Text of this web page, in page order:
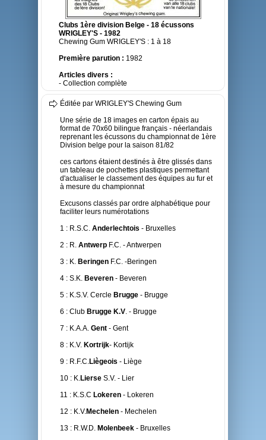
Clubs 1ère division Belge - 18 écussons
WRIGLEY'S - 1982
Chewing Gum WRIGLEY'S : 1 à 18
Première parution : 1982
Articles divers :
- Collection complète
Éditée par WRIGLEY'S Chewing Gum
Une série de 18 images en carton épais au
format de 70x60 bilingue français - néerlandais
reprenant les écussons du championnat de 1ère
Division belge pour la saison 81/82
ces cartons étaient destinés à être glissés dans
un tableau de pochettes plastiques permettant
d'actualiser le classement des équipes au fur et
à mesure du championnat
Excusons classés par ordre alphabétique pour
faciliter leurs numérotations
1 : R.S.C. Anderlechtois - Bruxelles
2 : R. Antwerp F.C. - Antwerpen
3 : K. Beringen F.C. -Beringen
4 : S.K. Beveren - Beveren
5 : K.S.V. Cercle Brugge - Brugge
6 : Club Brugge K.V. - Brugge
7 : K.A.A. Gent - Gent
8 : K.V. Kortrijk- Kortijk
9 : R.F.C.Liègeois - Liège
10 : K.Lierse S.V. - Lier
11 : K.S.C Lokeren - Lokeren
12 : K.V.Mechelen - Mechelen
13 : R.W.D. Molenbeek - Bruxelles